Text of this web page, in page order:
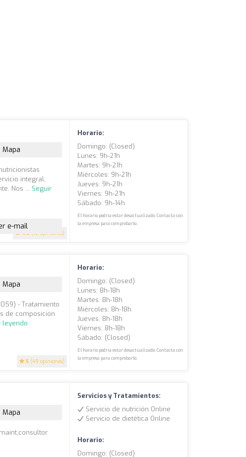
4.9 (72 opiniones)
Mapa
integral,
Nos ... Seguir
e-mail
Horario:
Domingo: (closed)
Lunes: 9h-21h
Martes: 9h-21h
Miércoles: 9h-21h
Jueves: 9h-21h
Viernes: 9h-21h
Sábado: 9h-14h
El horario podría estar desactualizado. Contacta con
la empresa para comprobarlo.
5 (49 opiniones)
Mapa
- Tratamiento
de composición
leyendo
Horario:
Domingo: (closed)
Lunes: 8h-18h
Martes: 8h-18h
Miércoles: 8h-18h
Jueves: 8h-18h
Viernes: 8h-18h
Sábado: (closed)
El horario podría estar desactualizado. Contacta con
la empresa para comprobarlo.
Mapa
Servicios y Tratamientos:
Servicio de nutrición Online
Servicio de dietética Online
Horario:
Domingo: (closed)